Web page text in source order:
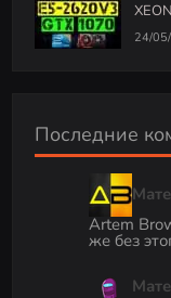
24/
Последние
Artem
же без